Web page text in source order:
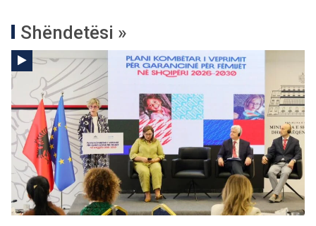
Shëndetësi »